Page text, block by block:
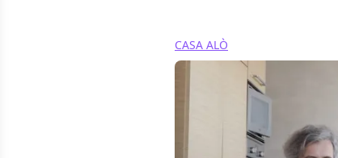
CASA ALÒ